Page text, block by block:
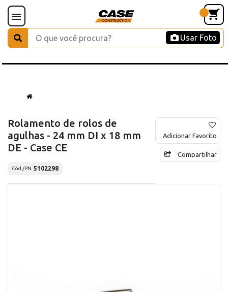
Usar Foto
Rolamento de rolos de
agulhas - 24 mm DI x 18 mm
DE - Case CE
Cód./PN 5102298
Adicionar Favorito
Compartilhar